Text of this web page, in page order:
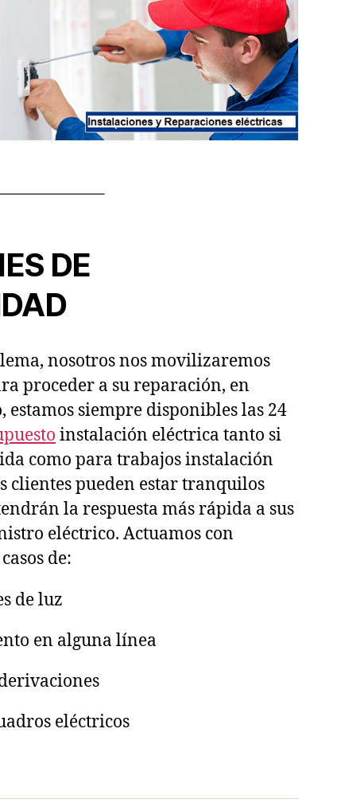
DE
nosotros nos movilizaremos
proceder a su reparación, en
siempre disponibles las 24
instalación eléctrica tanto si
como para trabajos instalación
clientes pueden estar tranquilos
la respuesta más rápida a sus
eléctrico. Actuamos con
de:
de luz
en alguna línea
eléctricos